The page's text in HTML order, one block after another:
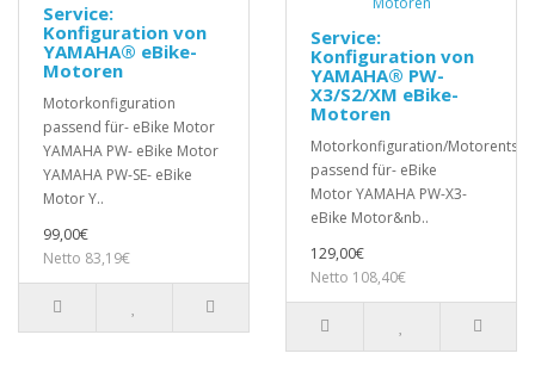
Service:
Konfiguration von
YAMAHA® eBike-
Motoren
Motorkonfiguration
passend für- eBike Motor
YAMAHA PW- eBike Motor
YAMAHA PW-SE- eBike
Motor Y..
99,00€
Netto 83,19€
Service:
Konfiguration von
YAMAHA® PW-
X3/S2/XM eBike-
Motoren
Motorkonfiguration/
passend für- eBike
Motor YAMAHA PW-X3-
eBike Motor&nb..
129,00€
Netto 108,40€